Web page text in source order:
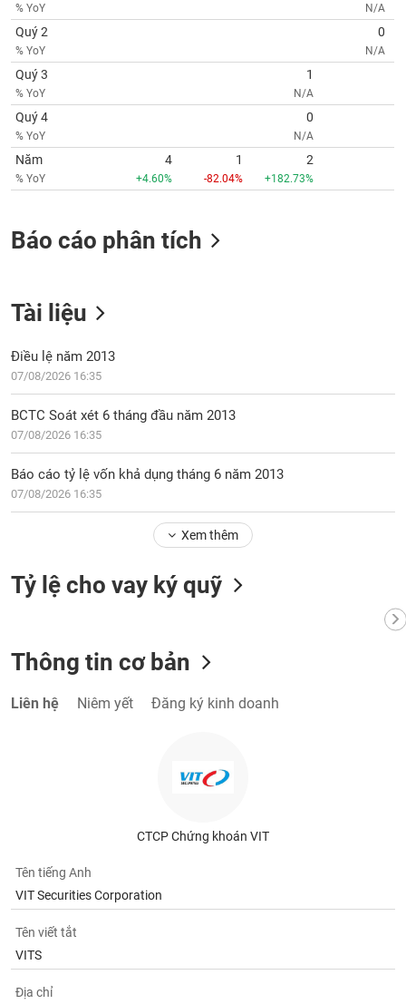
% YoY N/A
Quý 2
% YoY
0
N/A
Quý 3
% YoY
1
N/A
Quý 4
% YoY
0
N/A
Năm
% YoY
4
+4.60%
1
-82.04%
2
+182.73%
Báo cáo phân tích
Tài liệu
Điều lệ năm 2013
07/08/2026 16:35
BCTC Soát xét 6 tháng đầu năm 2013
07/08/2026 16:35
Báo cáo tỷ lệ vốn khả dụng tháng 6 năm 2013
07/08/2026 16:35
Xem thêm
Tỷ lệ cho vay ký quỹ
Thông tin cơ bản
Liên hệ Niêm yết Đăng ký kinh doanh
CTCP Chứng khoán VIT
Tên tiếng Anh
VIT Securities Corporation
Tên viết tắt
VITS
Địa chỉ
Truyền
thông
tài
chính
Dữ
liệu
tài